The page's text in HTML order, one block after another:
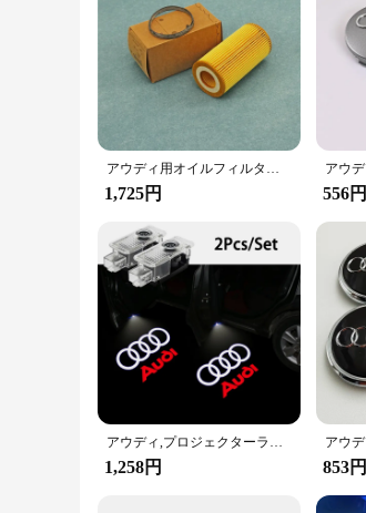
**Enhanced Vehicle Performance**
The Audi A4 B6 Oil Element is a
engine oil, ensuring a clean and
this filter contributes to a smoother
**Reliable and Easy Installation**
The Audi A4 B6 Oil Element is not
configuration ensures that you have
materials guarantee durability, so you
**Versatile and Dependable**
Whether you're a seasoned mechanic
suitable for various maintenance
making it a valuable addition to your
アウディ用オイルフィルターエレメント,a3,a4,b7,a6c6,q3,シート,altea,exeo,toledo,skoda,Octavia,VW,ゴルフ,パサートb6用
1,725円 556円
アウディ,プロジェクターランプ,アクセサリー,インライン,a3,a1,a4,b8,b7,a6,c7,a5,a7,a7,a7,a8,b9,b6,c6用の車のドアウェルカムライトq2、q3、q5、q7、q8、tt、2個
1,258円 853円